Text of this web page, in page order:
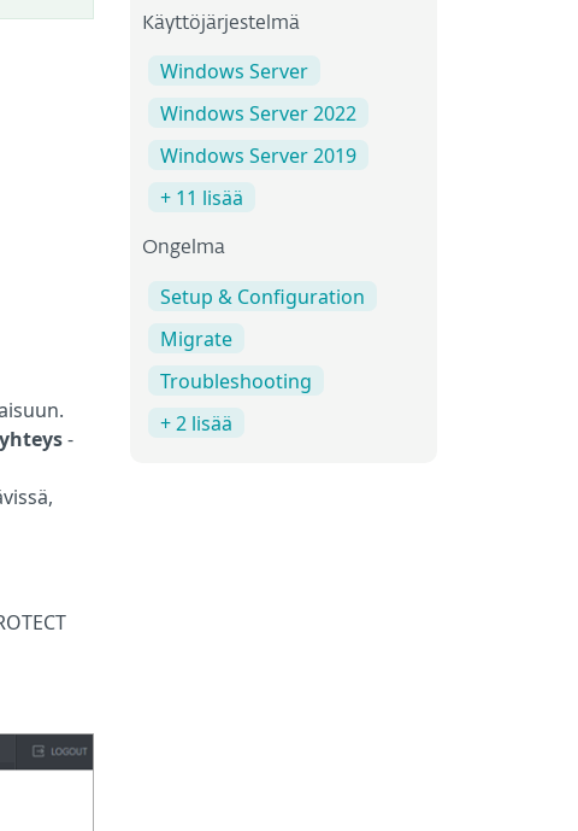
-
Käyttöjärjestelmä
Windows Server
Windows Server 2022
Windows Server 2019
+ 11 lisää
Ongelma
Setup & Configuration
Migrate
Troubleshooting
+ 2 lisää